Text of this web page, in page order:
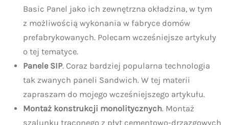
Basic Panel jako ich zewnętrzna okładzina, w tym
z możliwością wykonania w fabryce domów
prefabrykowanych. Polecam wcześniejsze artykuły
o tej tematyce.
Panele SIP. Coraz bardziej popularna technologia
tak zwanych paneli Sandwich. W tej materii
zapraszam do mojego wcześniejszego artykułu.
Montaż konstrukcji monolitycznych. Montaż
szalunku traconego z płyt cementowo-drzazgowych